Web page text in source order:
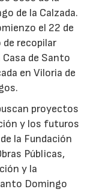
de la Calzada.
el 22 de
recopilar
de Santo
en Viloria de
proyectos
y los futuros
la Fundación
Públicas,
y la
Domingo